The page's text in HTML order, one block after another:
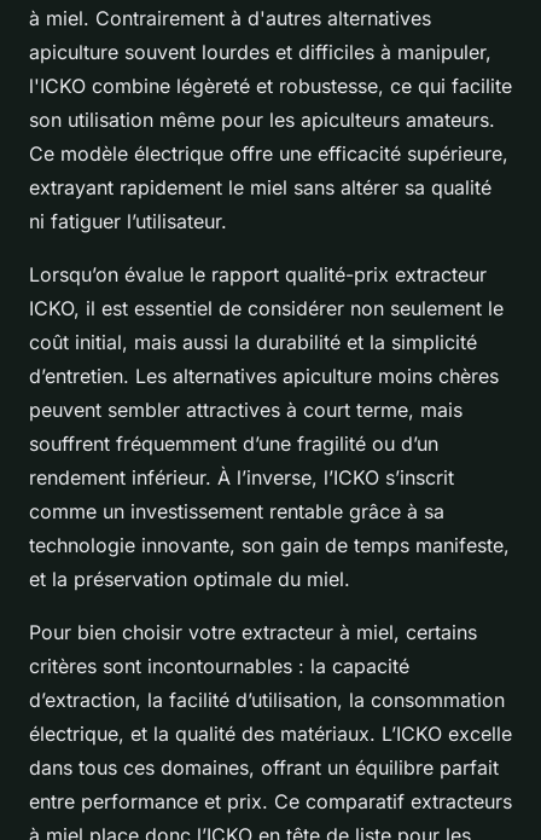
à miel. Contrairement à d'autres alternatives
apiculture souvent lourdes et difficiles à manipuler,
l'ICKO combine légèreté et robustesse, ce qui facilite
son utilisation même pour les apiculteurs amateurs.
Ce modèle électrique offre une efficacité supérieure,
extrayant rapidement le miel sans altérer sa qualité
ni fatiguer l’utilisateur.
Lorsqu’on évalue le rapport qualité-prix extracteur
ICKO, il est essentiel de considérer non seulement le
coût initial, mais aussi la durabilité et la simplicité
d’entretien. Les alternatives apiculture moins chères
peuvent sembler attractives à court terme, mais
souffrent fréquemment d’une fragilité ou d’un
rendement inférieur. À l’inverse, l’ICKO s’inscrit
comme un investissement rentable grâce à sa
technologie innovante, son gain de temps manifeste,
et la préservation optimale du miel.
Pour bien choisir votre extracteur à miel, certains
critères sont incontournables : la capacité
d’extraction, la facilité d’utilisation, la consommation
électrique, et la qualité des matériaux. L’ICKO excelle
dans tous ces domaines, offrant un équilibre parfait
entre performance et prix. Ce comparatif extracteurs
à miel place donc l’ICKO en tête de liste pour les